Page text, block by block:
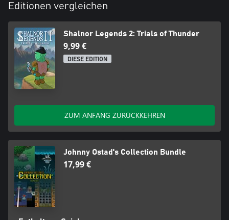
Editionen vergleichen
Shalnor Legends 2: Trials of Thunder
9,99 €
DIESE EDITION
ZUM ANFANG ZURÜCKKEHREN
Johnny Ostad's Collection Bundle
17,99 €